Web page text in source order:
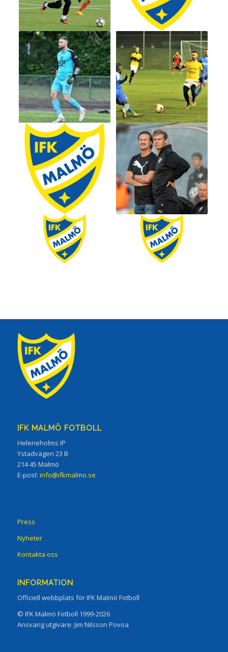
IFK MALMÖ FOTBOLL
Heleneholms IP
Ystadvägen 23 B
214 45 Malmö
E-post: info@ifkmalmo.se
Press
Nyheter
Kontakta oss
INFORMATION
Officiell webbplats för IFK Malmö Fotboll
© IFK Malmö Fotboll 1999-2026
Ansvarig utgivare: Jim Nilsson Povoa